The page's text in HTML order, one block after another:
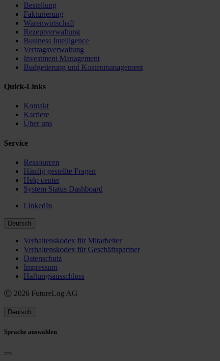
Bestellung
Fakturierung
Warenwirtschaft
Rezeptverwaltung
Business Intelligence
Vertragsverwaltung
Investment Management
Budgetierung und Kostenmanagement
Quick-Links
Kontakt
Karriere
Über uns
Service
Ressourcen
Häufig gestellte Fragen
Help center
System Status Dashboard
LinkedIn
Deutsch
Verhaltenskodex für Mitarbeiter
Verhaltenskodex für Geschäftspartner
Datenschutz
Impressum
Haftungsausschluss
Ⓒ 2026 FutureLog AG
Deutsch
Sprache auswählen